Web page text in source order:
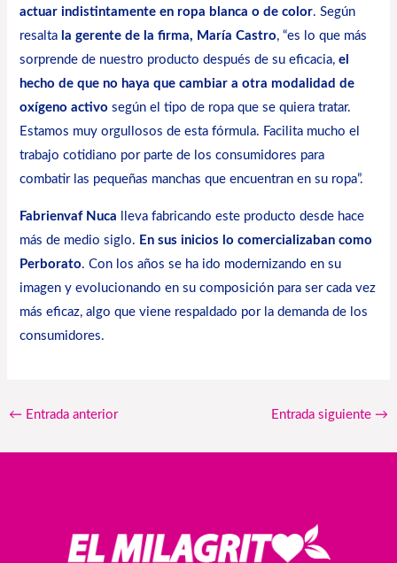
actuar indistintamente en ropa blanca o de color. Según
resalta la gerente de la firma, María Castro, “es lo que más
sorprende de nuestro producto después de su eficacia,el
hecho de que no haya que cambiar a otra modalidad de
oxígeno activo según el tipo de ropa que se quiera tratar.
Estamos muy orgullosos de esta fórmula. Facilita mucho el
trabajo cotidiano por parte de los consumidores para
combatir las pequeñas manchas que encuentran en su ropa”.
Fabrienvaf Nuca lleva fabricando este producto desde hace
más de medio siglo. En sus inicios lo comercializaban como
Perborato. Con los años se ha ido modernizando en su
imagen y evolucionando en su composición para ser cada vez
más eficaz, algo que viene respaldado por la demanda de los
consumidores.
← Entrada anterior Entrada siguiente →